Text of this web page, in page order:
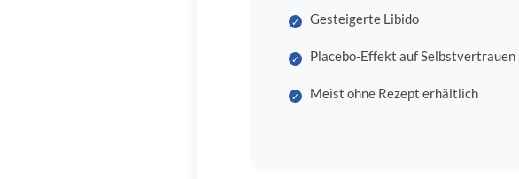
Gesteigerte Libido
Placebo-Effekt auf Selbstvertrauen
Meist ohne Rezept erhältlich